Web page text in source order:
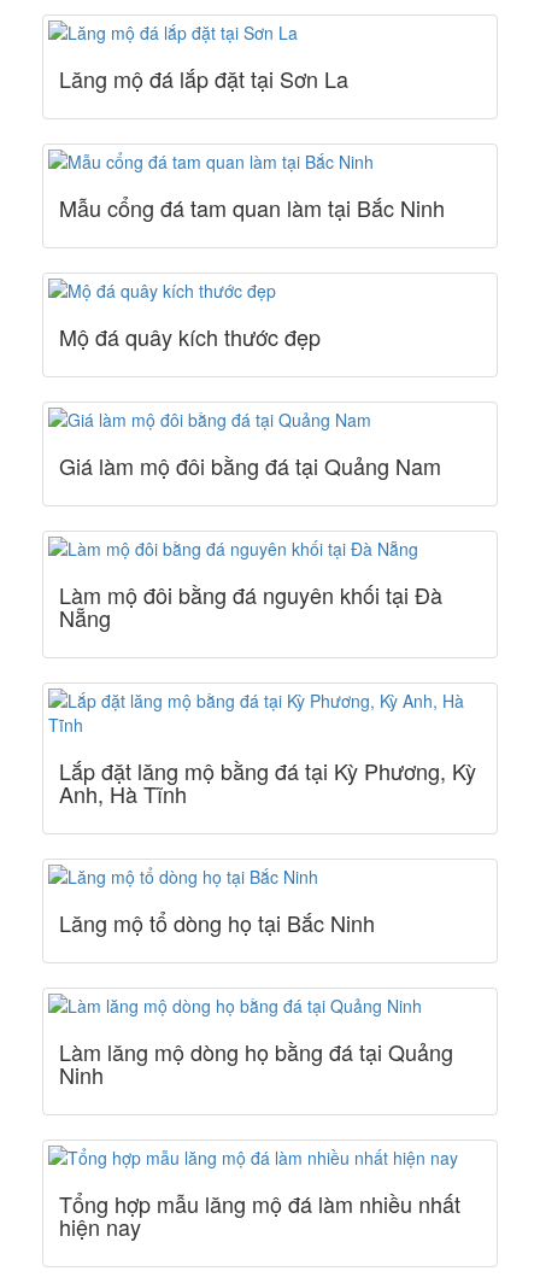
Lăng mộ đá lắp đặt tại Sơn La
Mẫu cổng đá tam quan làm tại Bắc Ninh
Mộ đá quây kích thước đẹp
Giá làm mộ đôi bằng đá tại Quảng Nam
Làm mộ đôi bằng đá nguyên khối tại Đà
Nẵng
Lắp đặt lăng mộ bằng đá tại Kỳ Phương, Kỳ
Anh, Hà Tĩnh
Lăng mộ tổ dòng họ tại Bắc Ninh
Làm lăng mộ dòng họ bằng đá tại Quảng
Ninh
Tổng hợp mẫu lăng mộ đá làm nhiều nhất
hiện nay